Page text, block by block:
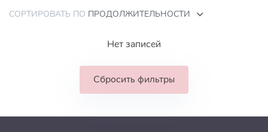
СОРТИРОВАТЬ ПО ПРОДОЛЖИТЕЛЬНОСТИ
Нет записей
Сбросить фильтры